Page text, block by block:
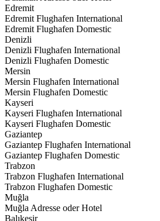
Edremit
Edremit Flughafen International
Edremit Flughafen Domestic
Denizli
Denizli Flughafen International
Denizli Flughafen Domestic
Mersin
Mersin Flughafen International
Mersin Flughafen Domestic
Kayseri
Kayseri Flughafen International
Kayseri Flughafen Domestic
Gaziantep
Gaziantep Flughafen International
Gaziantep Flughafen Domestic
Trabzon
Trabzon Flughafen International
Trabzon Flughafen Domestic
Muğla
Muğla Adresse oder Hotel
Balıkesir